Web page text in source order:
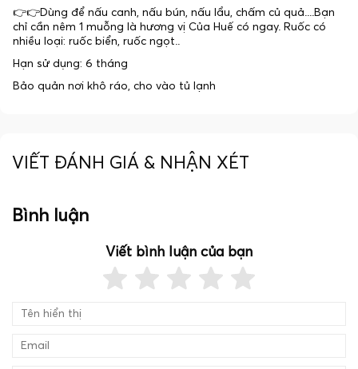
👉👉Dùng để nấu canh, nấu bún, nấu lẩu, chấm củ quả....Bạn
chỉ cần nêm 1 muỗng là hương vị Của Huế có ngay. Ruốc có
nhiều loại: ruốc biển, ruốc ngọt..
Hạn sử dụng: 6 tháng
Bảo quản nơi khô ráo, cho vào tủ lạnh
VIẾT ĐÁNH GIÁ & NHẬN XÉT
Bình luận
Viết bình luận của bạn